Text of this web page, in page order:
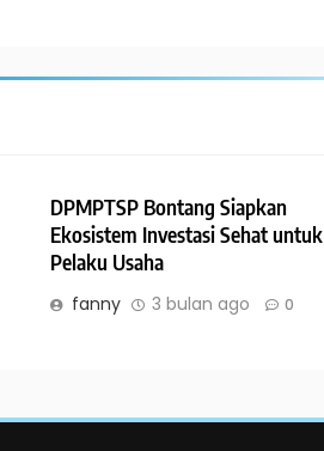
DPMPTSP Bontang Siapkan
Ekosistem Investasi Sehat untuk
Pelaku Usaha
fanny 3 bulan ago 0